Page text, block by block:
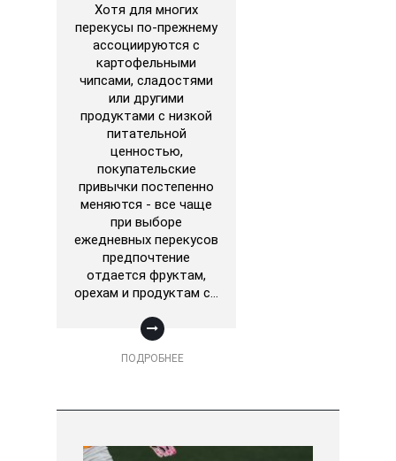
Хотя для многих
перекусы по-прежнему
ассоциируются с
картофельными
чипсами, сладостями
или другими
продуктами с низкой
питательной
ценностью,
покупательские
привычки постепенно
меняются - все чаще
при выборе
ежедневных перекусов
предпочтение
отдается фруктам,
орехам и продуктам с…
ПОДРОБНЕЕ